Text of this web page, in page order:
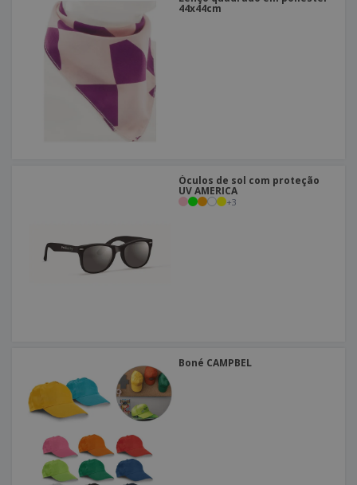
44x44cm
Óculos de sol com proteção
UV AMERICA
+3
Boné CAMPBEL